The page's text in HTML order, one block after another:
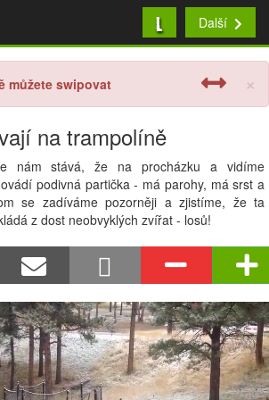
L Další
×
můžete swipovat
na trampolíně
nám stává, že na procházku a vidíme
podivná partička - má parohy, má srst a
se zadíváme pozorněji a zjistíme, že ta
z dost neobvyklých zvířat - losů!